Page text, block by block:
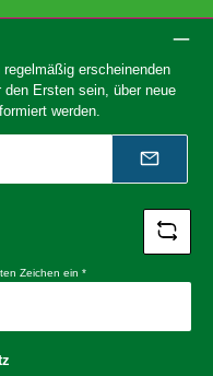
erscheinenden
Ersten sein, über neue
werden.
Zeichen ein *